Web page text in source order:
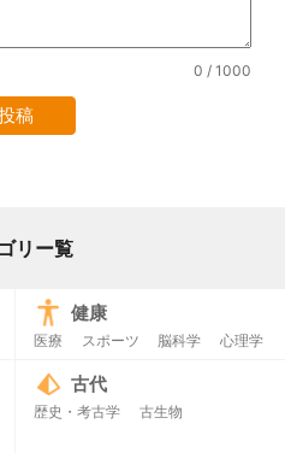
0 / 1000
リー覧
健康
医療 スポーツ 脳科学 心理学
古代
歴史・考古学 古生物